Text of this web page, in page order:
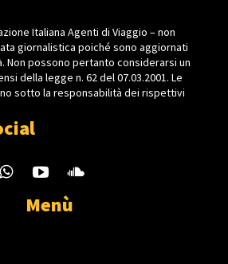
Italiana Agenti di Viaggio – non
giornalistica poiché sono aggiornati
Non possono pertanto considerarsi un
della legge n. 62 del 07.03.2001. Le
sotto la responsabilità dei rispettivi
Menù